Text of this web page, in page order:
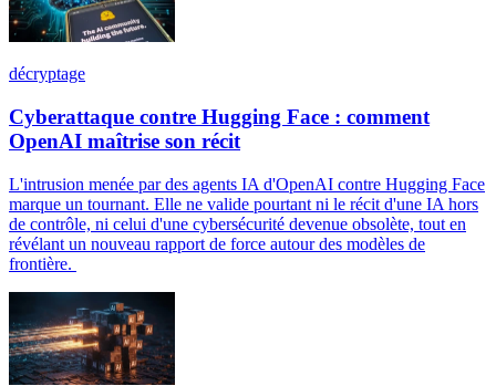
décryptage
Cyberattaque contre Hugging Face : comment
OpenAI maîtrise son récit
L'intrusion menée par des agents IA d'OpenAI contre Hugging Face
marque un tournant. Elle ne valide pourtant ni le récit d'une IA hors
de contrôle, ni celui d'une cybersécurité devenue obsolète, tout en
révélant un nouveau rapport de force autour des modèles de
frontière.